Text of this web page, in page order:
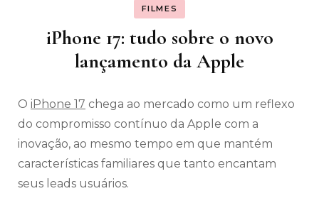
FILMES
iPhone 17: tudo sobre o novo
lançamento da Apple
O iPhone 17 chega ao mercado como um reflexo
do compromisso contínuo da Apple com a
inovação, ao mesmo tempo em que mantém
características familiares que tanto encantam
seus leads usuários.